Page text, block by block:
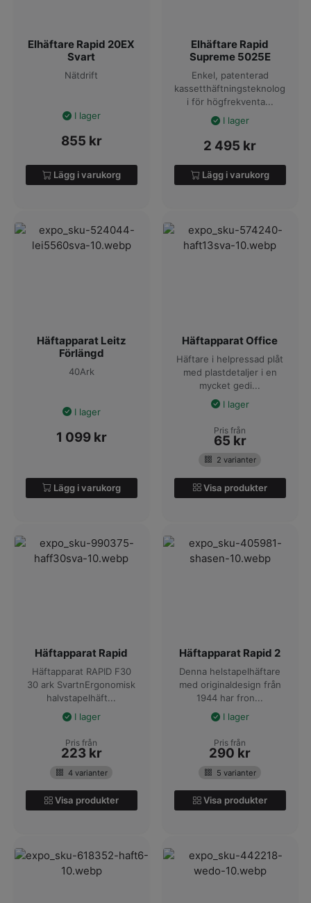
Elhäftare Rapid 20EX
Svart
Nätdrift
I lager
855 kr
Lägg i varukorg
Elhäftare Rapid
Supreme 5025E
Enkel, patenterad
kassetthäftningsteknolog
i för högfrekventa...
I lager
2 495 kr
Lägg i varukorg
Häftapparat Leitz
Förlängd
40Ark
I lager
1 099 kr
Lägg i varukorg
Häftapparat Office
Häftare i helpressad plåt
med plastdetaljer i en
mycket gedi...
I lager
Pris från
65 kr
2 varianter
Visa produkter
Häftapparat Rapid
Häftapparat RAPID F30
30 ark SvartnErgonomisk
halvstapelhäft...
I lager
Pris från
223 kr
4 varianter
Visa produkter
Häftapparat Rapid 2
Denna helstapelhäftare
med originaldesign från
1944 har fron...
I lager
Pris från
290 kr
5 varianter
Visa produkter